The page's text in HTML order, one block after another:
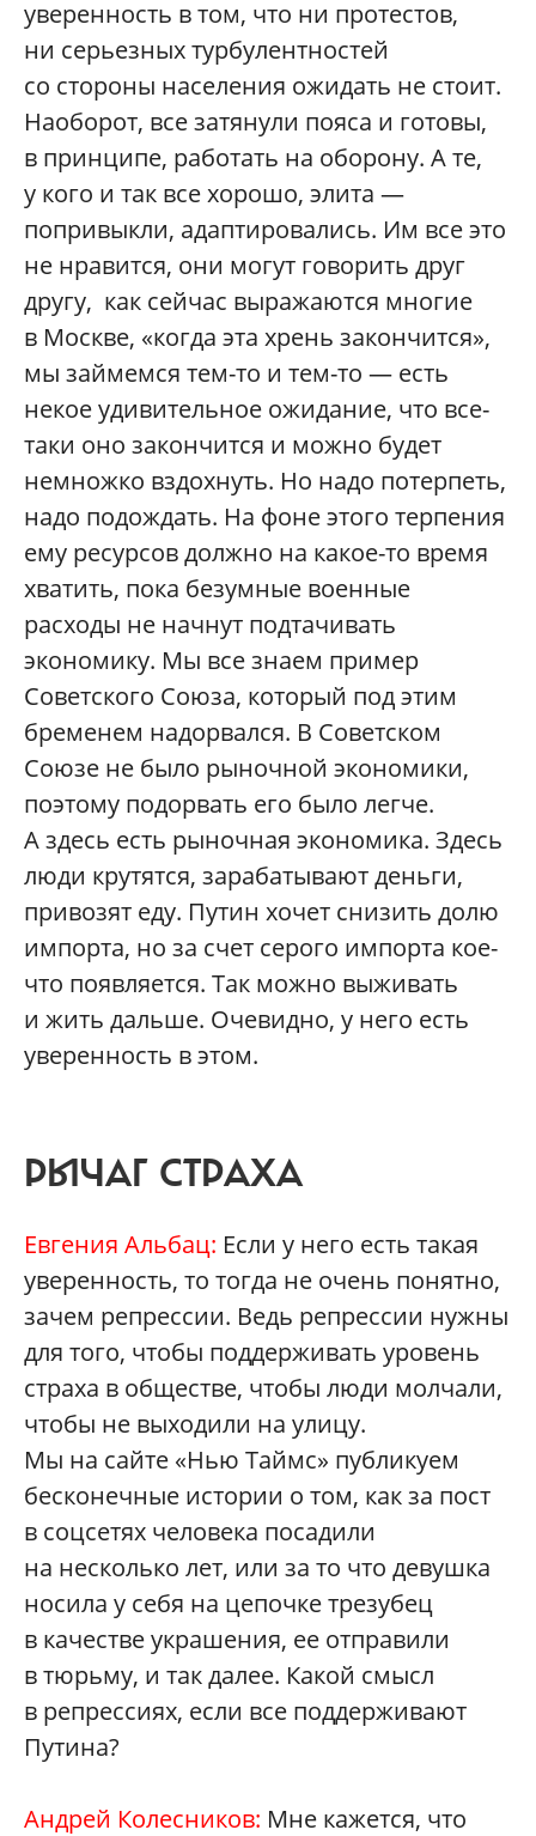
уверенность в том, что ни протестов,
ни серьезных турбулентностей
со стороны населения ожидать не стоит.
Наоборот, все затянули пояса и готовы,
в принципе, работать на оборону. А те,
у кого и так все хорошо, элита —
попривыкли, адаптировались. Им все это
не нравится, они могут говорить друг
другу, как сейчас выражаются многие
в Москве, «когда эта хрень закончится»,
мы займемся тем-то и тем-то — есть
некое удивительное ожидание, что все-
таки оно закончится и можно будет
немножко вздохнуть. Но надо потерпеть,
надо подождать. На фоне этого терпения
ему ресурсов должно на какое-то время
хватить, пока безумные военные
расходы не начнут подтачивать
экономику. Мы все знаем пример
Советского Союза, который под этим
бременем надорвался. В Советском
Союзе не было рыночной экономики,
поэтому подорвать его было легче.
А здесь есть рыночная экономика. Здесь
люди крутятся, зарабатывают деньги,
привозят еду. Путин хочет снизить долю
импорта, но за счет серого импорта кое-
что появляется. Так можно выживать
и жить дальше. Очевидно, у него есть
уверенность в этом.
РЫЧАГ СТРАХА
Евгения Альбац: Если у него есть такая
уверенность, то тогда не очень понятно,
зачем репрессии. Ведь репрессии нужны
для того, чтобы поддерживать уровень
страха в обществе, чтобы люди молчали,
чтобы не выходили на улицу.
Мы на сайте «Нью Таймс» публикуем
бесконечные истории о том, как за пост
в соцсетях человека посадили
на несколько лет, или за то что девушка
носила у себя на цепочке трезубец
в качестве украшения, ее отправили
в тюрьму, и так далее. Какой смысл
в репрессиях, если все поддерживают
Путина?
Андрей Колесников: Мне кажется, что